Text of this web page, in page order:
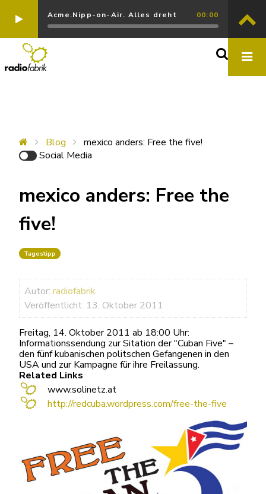
Acme.Nipp-on-Air. Alles dreht 00:00
Blog
mexico anders: Free the five!
Social Media
mexico anders: Free the
five!
Tagestipp
Autor: radiofabrik
Veröffentlicht: 13. Oktober 2011
Freitag, 14. Oktober 2011 ab 18:00 Uhr:
Informationssendung zur Sitation der "Cuban Five" –
den fünf kubanischen politschen Gefangenen in den
USA und zur Kampagne für ihre Freilassung.
Related Links
www.solinetz.at
http://redcuba.wordpress.com/free-the-five